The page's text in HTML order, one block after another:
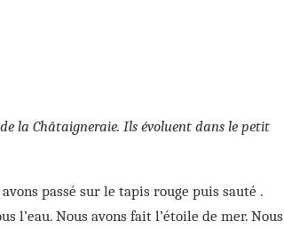
la Châtaigneraie. Ils évoluent dans le petit
passé sur le tapis rouge puis sauté .
l’eau. Nous avons fait l’étoile de mer. Nous